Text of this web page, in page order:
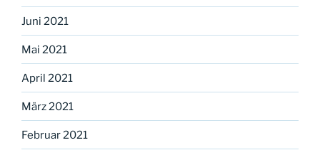
Juni 2021
Mai 2021
April 2021
März 2021
Februar 2021